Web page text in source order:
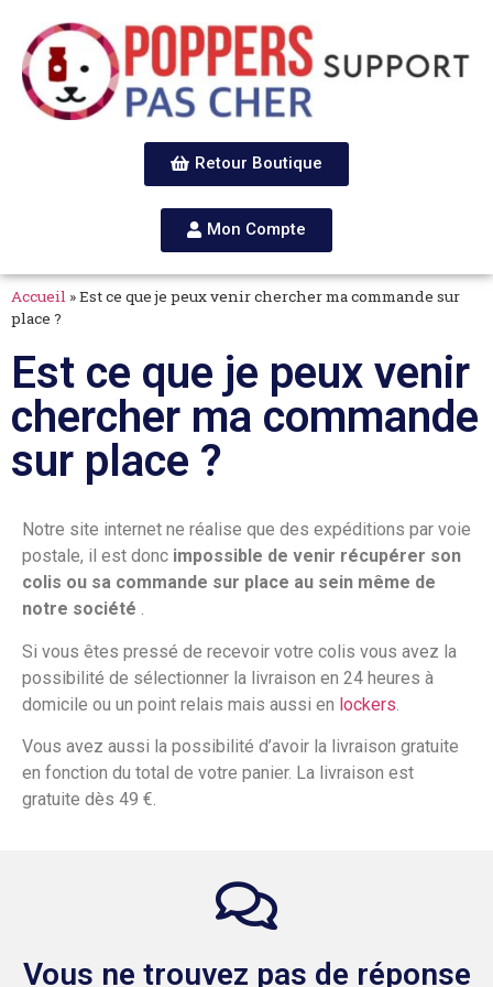
Retour Boutique
Mon Compte
Accueil »Est ce que je peux venir chercher ma commande sur
place ?
Est ce que je peux venir
chercher ma commande
sur place ?
Notre site internet ne réalise que des expéditions par voie
postale, il est donc impossible de venir récupérer son
colis ou sa commande sur place au sein même de
notre société .
Si vous êtes pressé de recevoir votre colis vous avez la
possibilité de sélectionner la livraison en 24 heures à
domicile ou un point relais mais aussi en lockers
Vous avez aussi la possibilité d’avoir la livraison gratuite
en fonction du total de votre panier. La livraison est
gratuite dès 49 €.
Vous ne trouvez pas de réponse